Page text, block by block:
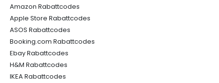
Amazon Rabattcodes
Apple Store Rabattcodes
ASOS Rabattcodes
Booking.com Rabattcodes
Ebay Rabattcodes
H&M Rabattcodes
IKEA Rabattcodes